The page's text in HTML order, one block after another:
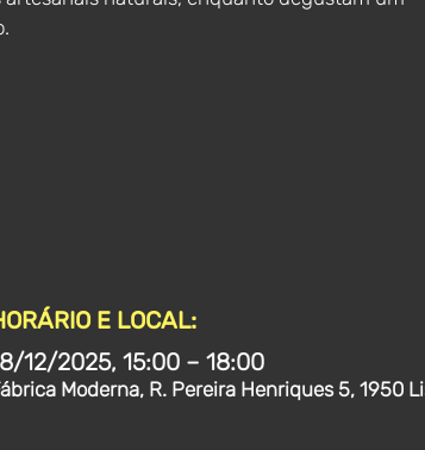
E LOCAL:
12/2025, 15:00 – 18:00
Moderna, R. Pereira Henriques 5, 1950